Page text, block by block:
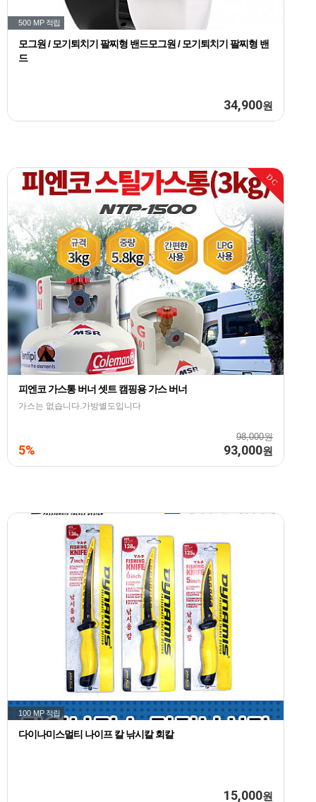
500 MP 적립
모그원 / 모기퇴치기 팔찌형 밴드모그원 / 모기퇴치기 팔찌형 밴
드
34,900원
DC
피엔코 가스통 버너 셋트 캠핑용 가스 버너
가스는 없습니다.가방별도입니다
98,000원
5% 93,000원
100 MP 적립
다이나미스멀티 나이프 칼 낚시칼 회칼
15,000원